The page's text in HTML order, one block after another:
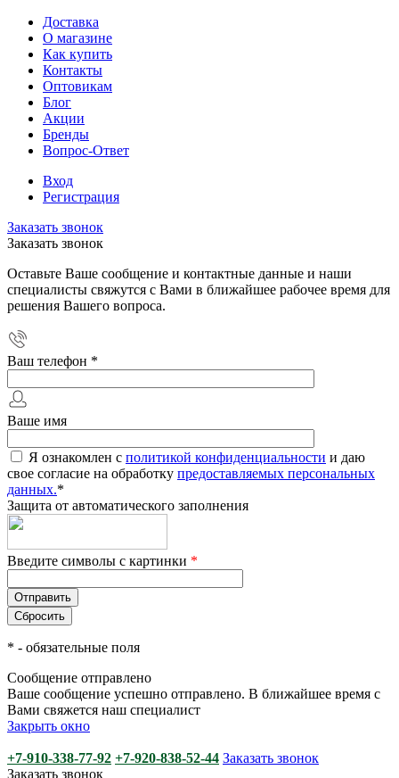
Доставка
О магазине
Как купить
Контакты
Оптовикам
Блог
Акции
Бренды
Вопрос-Ответ
Вход
Регистрация
Заказать звонок
Заказать звонок
Оставьте Ваше сообщение и контактные данные и наши
специалисты свяжутся с Вами в ближайшее рабочее время для
решения Вашего вопроса.
Ваш телефон *
Ваше имя
Я ознакомлен с политикой конфиденциальности и даю
свое согласие на обработку предоставляемых персональных
данных.*
Защита от автоматического заполнения
Введите символы с картинки *
* - обязательные поля
Сообщение отправлено
Ваше сообщение успешно отправлено. В ближайшее время с
Вами свяжется наш специалист
Закрыть окно
+7-910-338-77-92 +7-920-838-52-44 Заказать звонок
Заказать звонок